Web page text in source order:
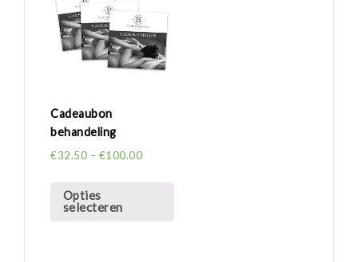
Cadeaubon
behandeling
€32.50 – €100.00
Opties
selecteren